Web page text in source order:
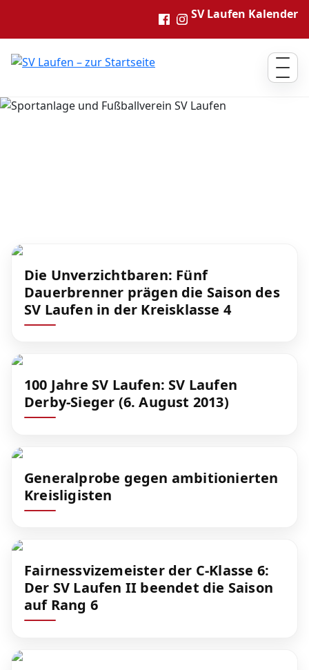
SV Laufen Kalender
SV Laufen – Fußballverein in
Die Unverzichtbaren: Fünf
Dauerbrenner prägen die Saison des
SV Laufen in der Kreisklasse 4
100 Jahre SV Laufen: SV Laufen
Derby-Sieger (6. August 2013)
Generalprobe gegen ambitionierten
Kreisligisten
Fairnessvizemeister der C-Klasse 6:
Der SV Laufen II beendet die Saison
auf Rang 6